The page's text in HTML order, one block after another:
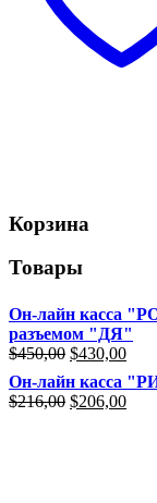
Корзина
Товары
Он-лайн касса
разъемом "ДЯ"
$450,00
составляла
$450,00.
$430,00
Он-лайн касса
$216,00 $206,00